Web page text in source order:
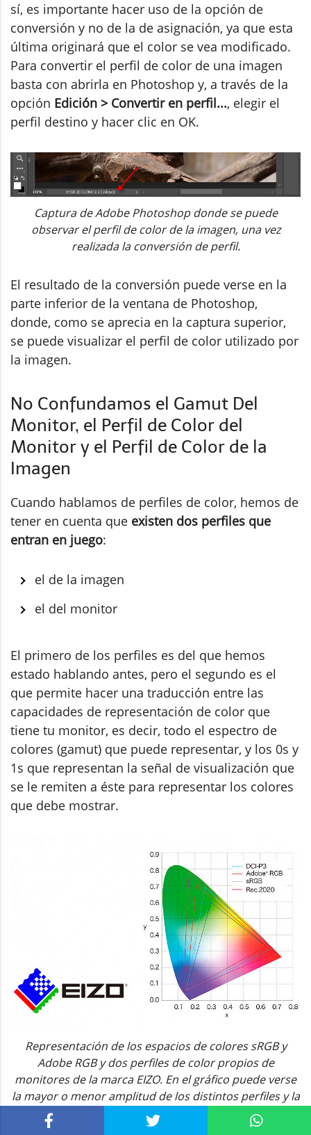
sí, es importante hacer uso de la opción de
conversión y no de la de asignación, ya que esta
última originará que el color se vea modificado.
Para convertir el perfil de color de una imagen
basta con abrirla en Photoshop y, a través de la
opción Edición > Convertir en perfil..., elegir el
perfil destino y hacer clic en OK.
Captura de Adobe Photoshop donde se puede
observar el perfil de color de la imagen, una vez
realizada la conversión de perfil.
El resultado de la conversión puede verse en la
parte inferior de la ventana de Photoshop,
donde, como se aprecia en la captura superior,
se puede visualizar el perfil de color utilizado por
la imagen.
No Confundamos el Gamut Del
Monitor, el Perfil de Color del
Monitor y el Perfil de Color de la
Imagen
Cuando hablamos de perfiles de color, hemos de
tener en cuenta que existen dos perfiles que
entran en juego:
el de la imagen
el del monitor
El primero de los perfiles es del que hemos
estado hablando antes, pero el segundo es el
que permite hacer una traducción entre las
capacidades de representación de color que
tiene tu monitor, es decir, todo el espectro de
colores (gamut) que puede representar, y los 0s y
1s que representan la señal de visualización que
se le remiten a éste para representar los colores
que debe mostrar.
Representación de los espacios de colores sRGB y
Adobe RGB y dos perfiles de color propios de
monitores de la marca EIZO. En el gráfico puede verse
la mayor o menor amplitud de los distintos perfiles y la
gama cromática que cubren unos y otros.